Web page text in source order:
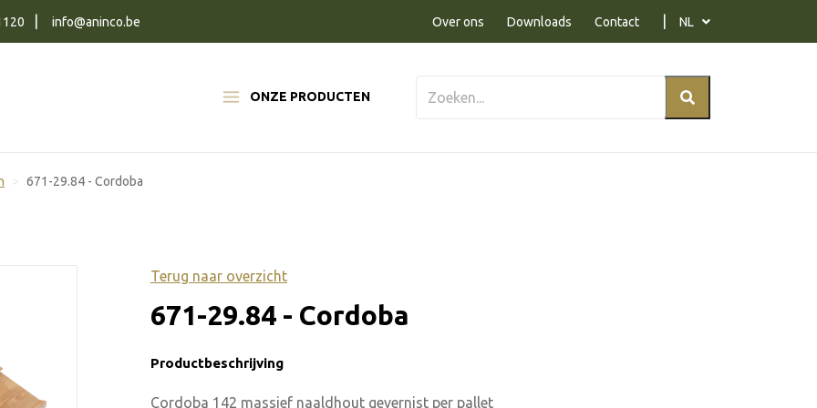
ONZE PRODUCTEN
info@aninco.be Over ons Downloads Contact NL
671-29.84 - Cordoba
Terug naar overzicht
671-29.84 - Cordoba
Productbeschrijving
Cordoba 142 massief naaldhout gevernist per pallet